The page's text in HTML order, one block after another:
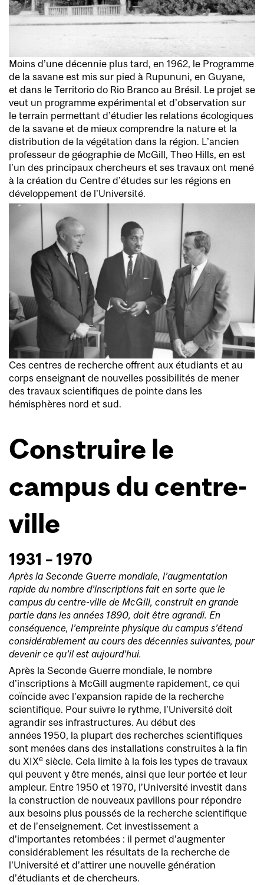
Moins d’une décennie plus tard, en 1962, le Programme
de la savane est mis sur pied à Rupununi, en Guyane,
et dans le Territorio do Rio Branco au Brésil. Le projet se
veut un programme expérimental et d’observation sur
le terrain permettant d’étudier les relations écologiques
de la savane et de mieux comprendre la nature et la
distribution de la végétation dans la région. L’ancien
professeur de géographie de McGill, Theo Hills, en est
l’un des principaux chercheurs et ses travaux ont mené
à la création du Centre d’études sur les régions en
développement de l’Université.
Ces centres de recherche offrent aux étudiants et au
corps enseignant de nouvelles possibilités de mener
des travaux scientifiques de pointe dans les
hémisphères nord et sud.
Construire le
campus du centre-
ville
1931 – 1970
Après la Seconde Guerre mondiale, l’augmentation
rapide du nombre d’inscriptions fait en sorte que le
campus du centre-ville de McGill, construit en grande
partie dans les années 1890, doit être agrandi. En
conséquence, l’empreinte physique du campus s’étend
considérablement au cours des décennies suivantes, pour
devenir ce qu’il est aujourd’hui.
Après la Seconde Guerre mondiale, le nombre
d’inscriptions à McGill augmente rapidement, ce qui
coïncide avec l’expansion rapide de la recherche
scientifique. Pour suivre le rythme, l’Université doit
agrandir ses infrastructures. Au début des
années 1950, la plupart des recherches scientifiques
sont menées dans des installations construites à la fin
du XIXe siècle. Cela limite à la fois les types de travaux
qui peuvent y être menés, ainsi que leur portée et leur
ampleur. Entre 1950 et 1970, l’Université investit dans
la construction de nouveaux pavillons pour répondre
aux besoins plus poussés de la recherche scientifique
et de l’enseignement. Cet investissement a
d’importantes retombées : il permet d’augmenter
considérablement les résultats de la recherche de
l’Université et d’attirer une nouvelle génération
d’étudiants et de chercheurs.